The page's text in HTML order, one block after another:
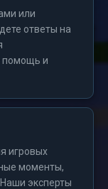
или
ответы на
помощь и
игровых
моменты,
эксперты